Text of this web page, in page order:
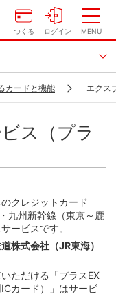
つくる ログイン MENU
カードと機能 エクス
ス（プラ
クレジットカード
九州新幹線（東京～鹿
ービスです。
株式会社（JR東海）
ただける「プラスEX
カード）」はサービ